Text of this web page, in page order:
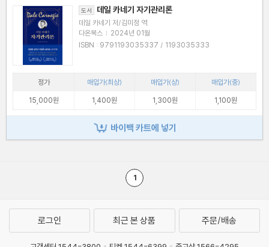
도서 데일 카네기 자기관리론
데일 카네기 저/김미정 역
다온북스 | 2024년 01월
ISBN : 9791193035337 / 1193035333
정가 매입가(최상) 매입가(상)
매입가(중)
15,000원
1,400원 1,300원 1,100원
바이백 카트에 넣기
1
로그인 최근 본 상품 주문/배송